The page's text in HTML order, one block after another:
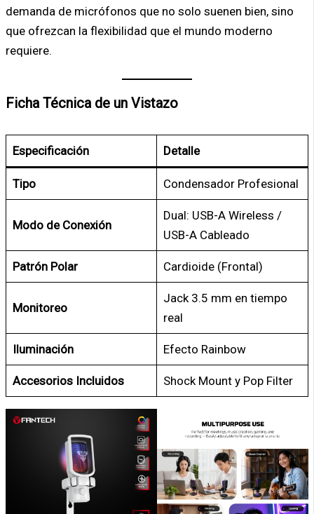
demanda de micrófonos que no solo suenen bien, sino
que ofrezcan la flexibilidad que el mundo moderno
requiere.
Ficha Técnica de un Vistazo
Especificación Detalle
Tipo Condensador Profesional
Modo de Conexión
Dual: USB-A Wireless /
USB-A Cableado
Patrón Polar Cardioide (Frontal)
Monitoreo
Jack 3.5 mm en tiempo
real
Iluminación Efecto Rainbow
Accesorios Incluidos Shock Mount y Pop Filter